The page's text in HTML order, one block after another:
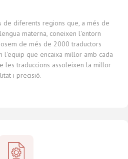
de diferents regions que, a més de
materna, coneixen l'entorn
de més de 2000 traductors
l'equip que encaixa millor amb cada
les traduccions assoleixen la millor
i precisió.